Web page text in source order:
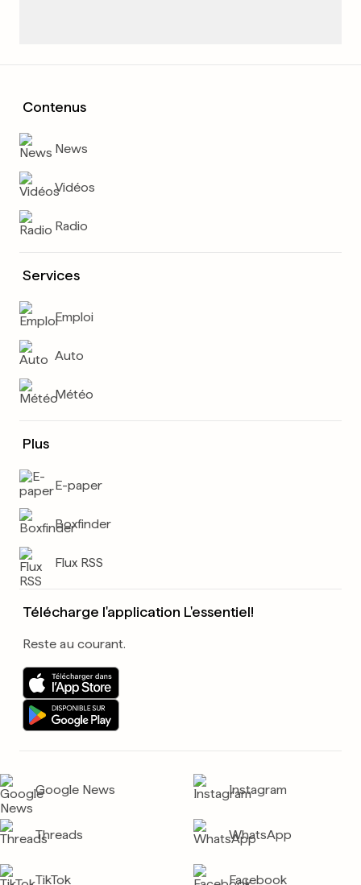
Contenus
News
Vidéos
Radio
Services
Emploi
Auto
Météo
Plus
E-paper
Boxfinder
Flux RSS
Télécharge l'application L'essentiel!
Reste au courant.
Google News Instagram
Threads WhatsApp
TikTok Facebook